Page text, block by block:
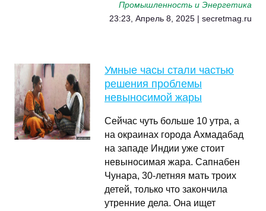
Промышленность и Энергетика
23:23, Апрель 8, 2025 | secretmag.ru
Умные часы стали частью
решения проблемы
невыносимой жары
Сейчас чуть больше 10 утра, а
на окраинах города Ахмадабад
на западе Индии уже стоит
невыносимая жара. Сапнабен
Чунара, 30-летняя мать троих
детей, только что закончила
утренние дела. Она ищет